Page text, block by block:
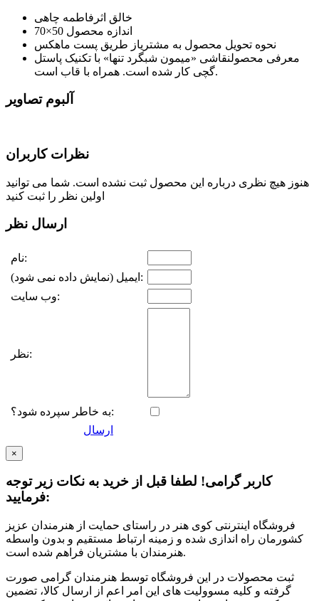
خالق اثر فاطمه چاهی
اندازه محصول 50×70
نحوه تحویل محصول به مشتریاز طریق پست ماهکس
معرفی محصولنقاشی «میمون شبگرد تنها» با تکنیک پاستل
گچی کار شده است. همراه با قاب است.
آلبوم تصاویر
نظرات کاربران
هنوز هیچ نظری درباره این محصول ثبت نشده است. شما می توانید
اولین نظر را ثبت کنید
ارسال نظر
نام:
ایمیل (نمایش داده نمی شود):
وب سایت:
نظر:
به خاطر سپرده شود؟:
ارسال
×
کاربر گرامی! لطفا قبل از خرید به نکات زیر توجه
فرمایید:
فروشگاه اینترنتی کوی هنر در راستای حمایت از هنرمندان عزیز
کشورمان راه اندازی شده و زمینه ارتباط مستقیم و بدون واسطه
هنرمندان با مشتریان فراهم شده است.
ثبت محصولات در این فروشگاه توسط هنرمندان گرامی صورت
گرفته و کلیه مسوولیت های این امر اعم از ارسال کالا، تضمین